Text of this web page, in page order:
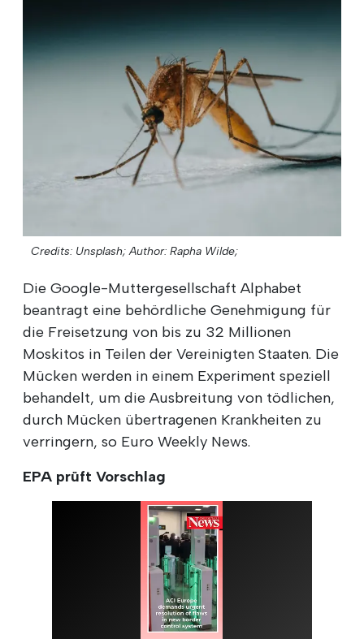
Credits: Unsplash; Author: Rapha Wilde;
Die Google-Muttergesellschaft Alphabet
beantragt eine behördliche Genehmigung für
die Freisetzung von bis zu 32 Millionen
Moskitos in Teilen der Vereinigten Staaten. Die
Mücken werden in einem Experiment speziell
behandelt, um die Ausbreitung von tödlichen,
durch Mücken übertragenen Krankheiten zu
verringern, so Euro Weekly News.
EPA prüft Vorschlag